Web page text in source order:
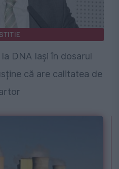
DNA Iași în dosarul
că are calitatea de